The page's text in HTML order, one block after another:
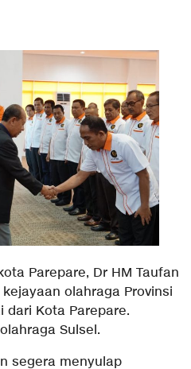
Parepare, Dr HM Taufan
olahraga Provinsi
dari Kota Parepare.
Sulsel.
segera menyulap